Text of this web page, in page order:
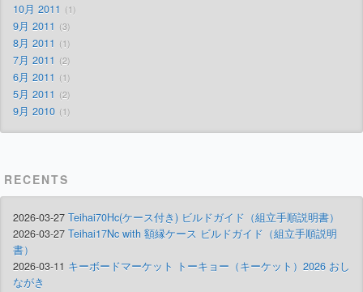
10月 2011 1
9月 2011 3
8月 2011 1
7月 2011 2
6月 2011 1
5月 2011 2
9月 2010 1
RECENTS
2026-03-27 Teihai70Hc(ケース付き) ビルドガイド（組立手順説明書）
2026-03-27 Teihai17Nc with 額縁ケース ビルドガイド（組立手順説明
書）
2026-03-11 キーボードマーケット トーキョー（キーケット）2026 おし
ながき